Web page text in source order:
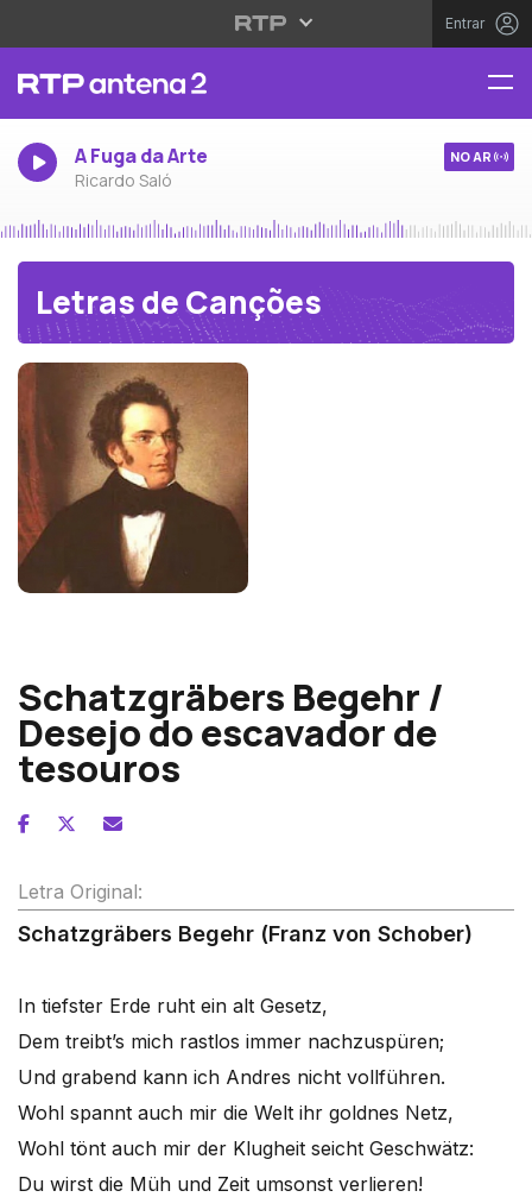
Entrar
A Fuga da Arte
Ricardo Saló
NO AR
Letras de Canções
Schatzgräbers Begehr /
Desejo do escavador de
tesouros
Letra Original:
Schatzgräbers Begehr (Franz von Schober)
In tiefster Erde ruht ein alt Gesetz,
Dem treibt’s mich rastlos immer nachzuspüren;
Und grabend kann ich Andres nicht vollführen.
Wohl spannt auch mir die Welt ihr goldnes Netz,
Wohl tönt auch mir der Klugheit seicht Geschwätz:
Du wirst die Müh und Zeit umsonst verlieren!